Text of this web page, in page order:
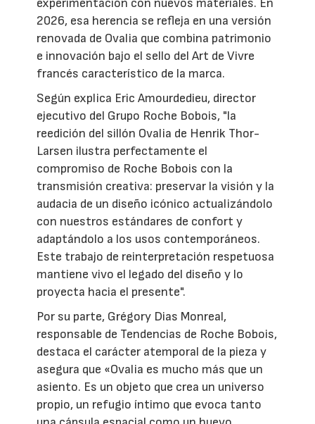
2026, esa herencia se refleja en una versión
renovada de Ovalia que combina patrimonio
e innovación bajo el sello del Art de Vivre
francés característico de la marca.
Según explica Eric Amourdedieu, director
ejecutivo del Grupo Roche Bobois, "la
reedición del sillón Ovalia de Henrik Thor-
Larsen ilustra perfectamente el
compromiso de Roche Bobois con la
transmisión creativa: preservar la visión y la
audacia de un diseño icónico actualizándolo
con nuestros estándares de confort y
adaptándolo a los usos contemporáneos.
Este trabajo de reinterpretación respetuosa
mantiene vivo el legado del diseño y lo
proyecta hacia el presente".
Por su parte, Grégory Dias Monreal,
responsable de Tendencias de Roche Bobois,
destaca el carácter atemporal de la pieza y
asegura que «Ovalia es mucho más que un
asiento. Es un objeto que crea un universo
propio, un refugio íntimo que evoca tanto